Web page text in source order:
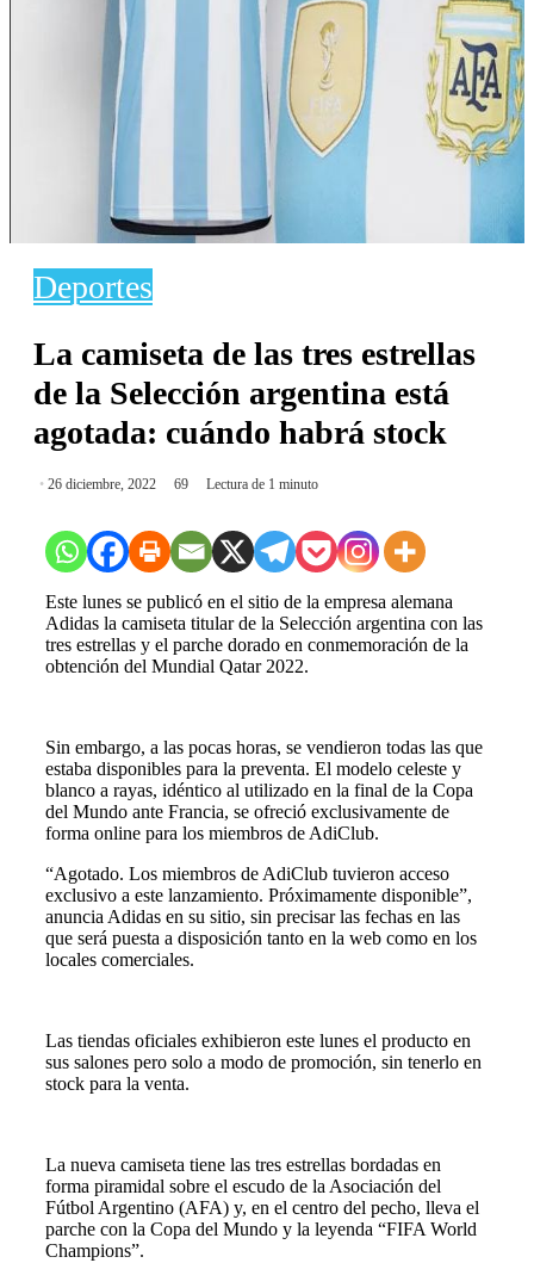
Deportes
La camiseta de las tres estrellas
de la Selección argentina está
agotada: cuándo habrá stock
26 diciembre, 2022 69 Lectura de 1 minuto
Este lunes se publicó en el sitio de la empresa alemana
Adidas la camiseta titular de la Selección argentina con las
tres estrellas y el parche dorado en conmemoración de la
obtención del Mundial Qatar 2022.
Sin embargo, a las pocas horas, se vendieron todas las que
estaba disponibles para la preventa. El modelo celeste y
blanco a rayas, idéntico al utilizado en la final de la Copa
del Mundo ante Francia, se ofreció exclusivamente de
forma online para los miembros de AdiClub.
“Agotado. Los miembros de AdiClub tuvieron acceso
exclusivo a este lanzamiento. Próximamente disponible”,
anuncia Adidas en su sitio, sin precisar las fechas en las
que será puesta a disposición tanto en la web como en los
locales comerciales.
Las tiendas oficiales exhibieron este lunes el producto en
sus salones pero solo a modo de promoción, sin tenerlo en
stock para la venta.
La nueva camiseta tiene las tres estrellas bordadas en
forma piramidal sobre el escudo de la Asociación del
Fútbol Argentino (AFA) y, en el centro del pecho, lleva el
parche con la Copa del Mundo y la leyenda “FIFA World
Champions”.